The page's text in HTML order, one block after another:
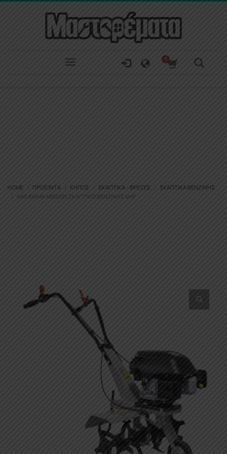
HOME ΠΡΟΪΌΝΤΑ ΚΉΠΟΣ ΣΚΑΠΤΙΚΆ - ΦΡΈΖΕΣ
ΣΚΑΠΤΙΚΆ ΒΕΝΖΊΝΗΣ
NAKAYAMA MB5005 ΣΚΑΠΤΙΚΌ ΒΕΝΖΊΝΗΣ 4ΗΡ